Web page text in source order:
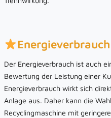
Energieverbrauch
Der Energieverbrauch ist auch
Bewertung der Leistung einer
Energieverbrauch wirkt sich
Anlage aus. Daher kann die
Recyclingmaschine mit